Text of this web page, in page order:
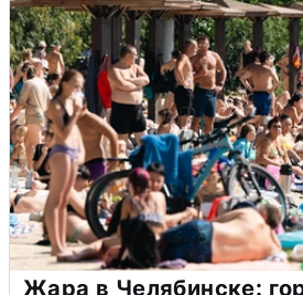
Жара в Челябинске: